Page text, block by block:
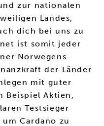
zur nationalen
Landes,
dich bei uns zu
ist somit jeder
Norwegens
der Länder
mit guter
Beispiel Aktien,
Testsieger
Cardano zu